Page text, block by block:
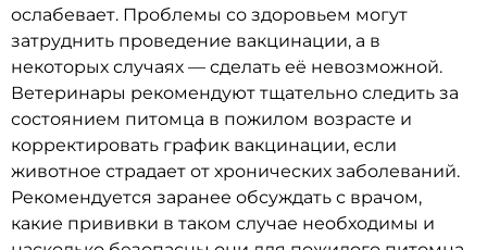
ослабевает. Проблемы со здоровьем могут
затруднить проведение вакцинации, а в
некоторых случаях — сделать её невозможной.
Ветеринары рекомендуют тщательно следить за
состоянием питомца в пожилом возрасте и
корректировать график вакцинации, если
животное страдает от хронических заболеваний.
Рекомендуется заранее обсуждать с врачом,
какие прививки в таком случае необходимы и